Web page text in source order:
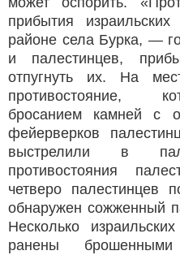
прибытия
районе села Бурка, —
и палестинцев,
отпугнуть их. На
противостояние,
бросанием камней с
фейерверков
выстрелили в
противостояния
четверо палестинцев
обнаружен сожженный
Несколько
ранены